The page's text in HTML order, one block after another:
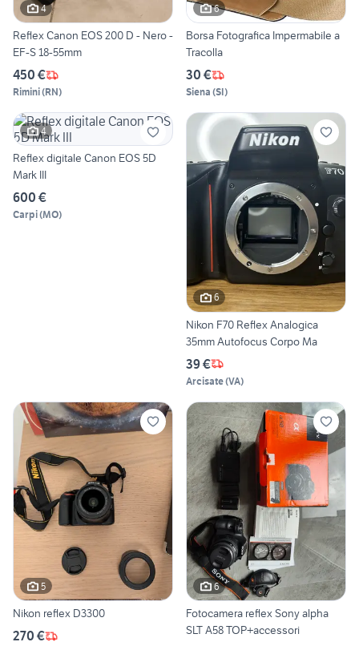
4
Reflex Canon EOS 200 D - Nero -
EF-S 18-55mm
450 €
Rimini(RN)
6
Borsa Fotografica Impermabile a
Tracolla
30 €
Siena (SI)
4
Reflex digitale Canon EOS 5D
Mark III
600 €
Carpi(MO)
6
Nikon F70 Reflex Analogica
35mm Autofocus Corpo Ma
39 €
Arcisate(VA)
5
Nikon reflex D3300
270 €
6
Fotocamera reflex Sony alpha
SLT A58 TOP+accessori